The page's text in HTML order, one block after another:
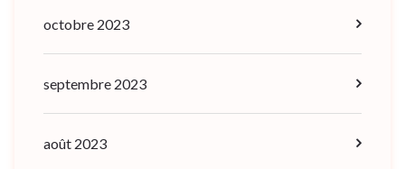
octobre 2023
septembre 2023
août 2023